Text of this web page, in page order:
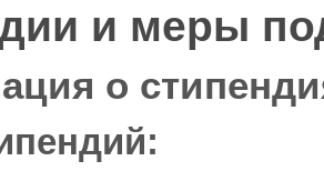
и меры
о